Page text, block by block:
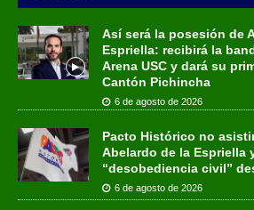
Así será la posesión de
Espriella: recibirá la
Arena USC y dará su
Cantón Pichincha
6 de agosto de 2026
Pacto Histórico no
Abelardo de la Espriella
“desobediencia civil”
6 de agosto de 2026